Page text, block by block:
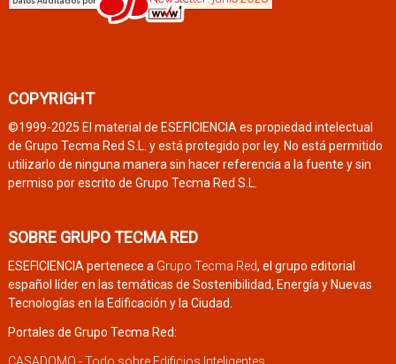
COPYRIGHT
©1999-2025 El material de ESEFICIENCIA es propiedad intelectual
de Grupo Tecma Red S.L. y está protegido por ley. No está permitido
utilizarlo de ninguna manera sin hacer referencia a la fuente y sin
permiso por escrito de Grupo Tecma Red S.L.
SOBRE GRUPO TECMA RED
ESEFICIENCIA pertenece a Grupo Tecma Red, el grupo editorial
español líder en las temáticas de Sostenibilidad, Energía y Nuevas
Tecnologías en la Edificación y la Ciudad.
Portales de Grupo Tecma Red: